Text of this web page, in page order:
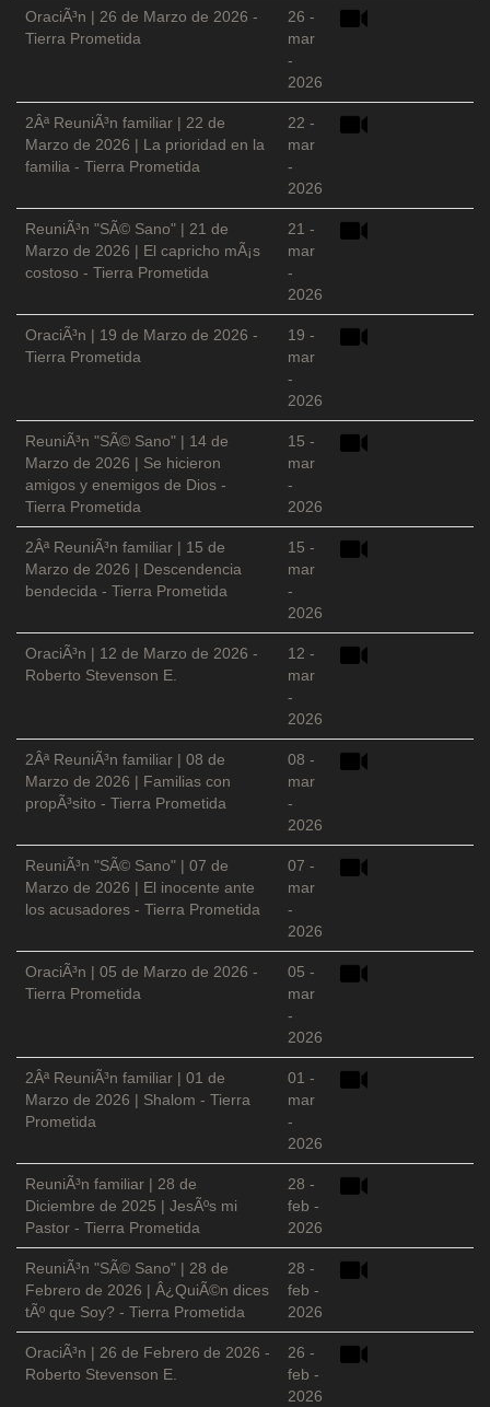
OraciÃ³n | 26 de Marzo de 2026 -
Tierra Prometida
26 -
mar
-
2026
2Âª ReuniÃ³n familiar | 22 de
Marzo de 2026 | La prioridad en la
familia - Tierra Prometida
22 -
mar
-
2026
ReuniÃ³n "SÃ© Sano" | 21 de
Marzo de 2026 | El capricho mÃ¡s
costoso - Tierra Prometida
21 -
mar
-
2026
OraciÃ³n | 19 de Marzo de 2026 -
Tierra Prometida
19 -
mar
-
2026
ReuniÃ³n "SÃ© Sano" | 14 de
Marzo de 2026 | Se hicieron
amigos y enemigos de Dios -
Tierra Prometida
15 -
mar
-
2026
2Âª ReuniÃ³n familiar | 15 de
Marzo de 2026 | Descendencia
bendecida - Tierra Prometida
15 -
mar
-
2026
OraciÃ³n | 12 de Marzo de 2026 -
Roberto Stevenson E.
12 -
mar
-
2026
2Âª ReuniÃ³n familiar | 08 de
Marzo de 2026 | Familias con
propÃ³sito - Tierra Prometida
08 -
mar
-
2026
ReuniÃ³n "SÃ© Sano" | 07 de
Marzo de 2026 | El inocente ante
los acusadores - Tierra Prometida
07 -
mar
-
2026
OraciÃ³n | 05 de Marzo de 2026 -
Tierra Prometida
05 -
mar
-
2026
2Âª ReuniÃ³n familiar | 01 de
Marzo de 2026 | Shalom - Tierra
Prometida
01 -
mar
-
2026
ReuniÃ³n familiar | 28 de
Diciembre de 2025 | JesÃºs mi
Pastor - Tierra Prometida
28 -
feb -
2026
ReuniÃ³n "SÃ© Sano" | 28 de
Febrero de 2026 | Â¿QuiÃ©n dices
tÃº que Soy? - Tierra Prometida
28 -
feb -
2026
OraciÃ³n | 26 de Febrero de 2026 -
Roberto Stevenson E.
26 -
feb -
2026